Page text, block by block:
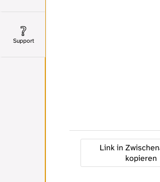
Support
Link in
kopieren